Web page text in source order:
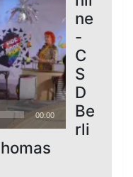
00:00
ne
-
C
S
D
Be
rli